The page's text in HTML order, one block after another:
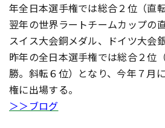
年全日本選手権では総合２位（直
翌年の世界ラートチームカップの
スイス大会銅メダル、ドイツ大会
昨年の全日本選手権では総合２位
勝。斜転６位）となり、今年７月
権に出場する。
＞＞ブログ